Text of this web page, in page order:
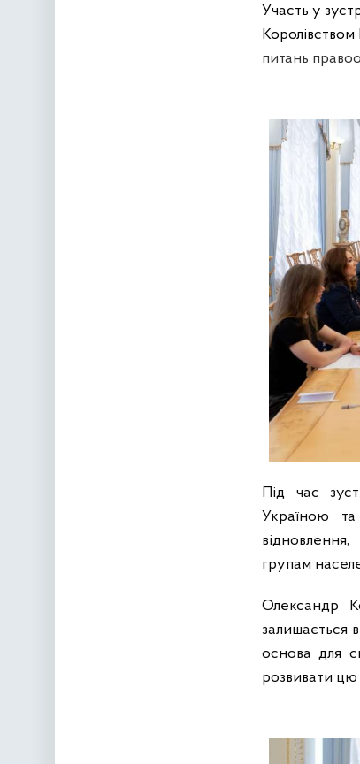
Участь у
Королівством
питань
Під час
Україною
групам
Олександр
залишається
основа для
розвивати цю